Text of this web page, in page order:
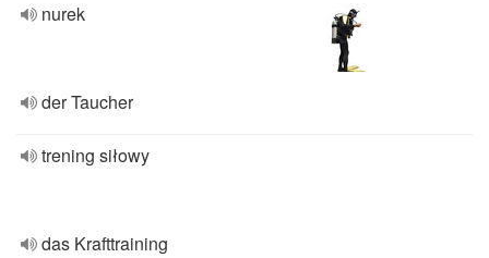
nurek
der Taucher
trening siłowy
das Krafttraining